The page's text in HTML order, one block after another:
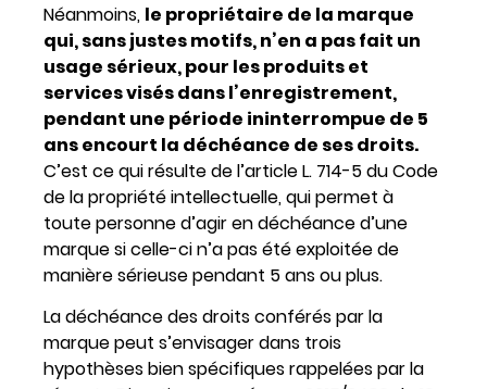
Néanmoins, le propriétaire de la marque
qui, sans justes motifs, n’en a pas fait un
usage sérieux, pour les produits et
services visés dans l’enregistrement,
pendant une période ininterrompue de 5
ans encourt la déchéance de ses droits.
C’est ce qui résulte de l’article L. 714-5 du Code
de la propriété intellectuelle, qui permet à
toute personne d’agir en déchéance d’une
marque si celle-ci n’a pas été exploitée de
manière sérieuse pendant 5 ans ou plus.
La déchéance des droits conférés par la
marque peut s’envisager dans trois
hypothèses bien spécifiques rappelées par la